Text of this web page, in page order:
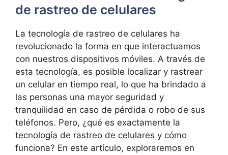
de rastreo ‌de celulares
La ⁣tecnología de rastreo de celulares ha
revolucionado la forma⁣ en que interactuamos
con ⁤nuestros dispositivos móviles. A través de
esta tecnología, es‍ posible localizar y rastrear
⁢un celular en tiempo​ real, lo que ​ha brindado ‌a‍
las personas ⁣una mayor seguridad y
‍tranquilidad en caso de pérdida‍ o robo de ⁣sus
teléfonos. Pero, ⁢¿qué es exactamente la
tecnología de rastreo⁣ de celulares y cómo
funciona? ⁣En ⁣este artículo, exploraremos en